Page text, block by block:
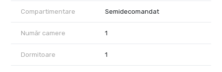
Proprietate reprezentată de RealTimHouse.ro – Un pas spre un
loc doar al tău!
Compartimentare Semidecomandat
Număr camere 1
Dormitoare 1